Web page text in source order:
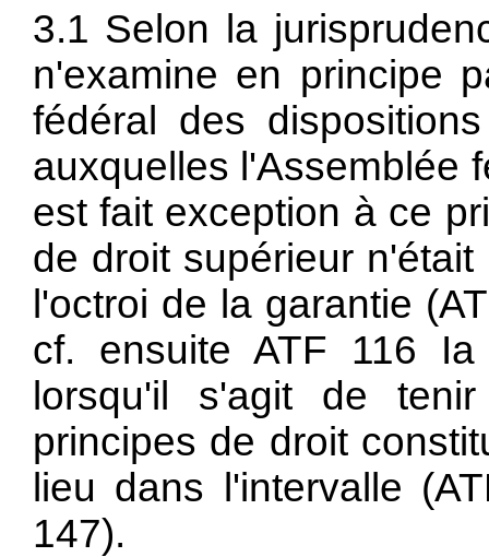
3.1 Selon la
n'examine en principe
fédéral des
auxquelles l'Assemblée
est fait exception à ce
de droit supérieur
l'octroi de la garantie
cf. ensuite ATF 116
lorsqu'il s'agit de
principes de droit
lieu dans l'intervalle
147).